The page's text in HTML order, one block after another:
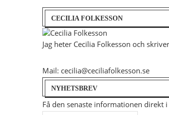
CECILIA FOLKESSON
Jag heter Cecilia Folkesson och
Mail: cecilia@ceciliafolkesson.se
NYHETSBREV
Få den senaste informationen direkt